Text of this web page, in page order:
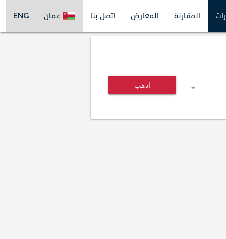
المقارنة المعارض اتصل بنا عمان ENG
اذهب